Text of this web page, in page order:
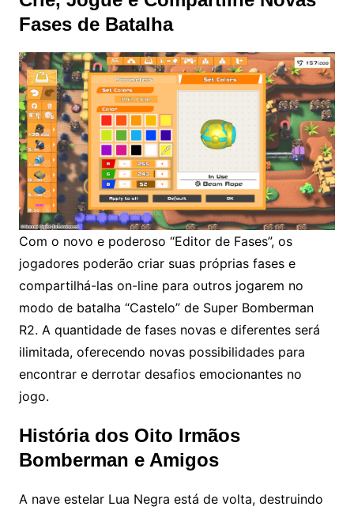
Fases de Batalha
Com o novo e poderoso “Editor de Fases”, os
jogadores poderão criar suas próprias fases e
compartilhá-las on-line para outros jogarem no
modo de batalha “Castelo” de Super Bomberman
R2. A quantidade de fases novas e diferentes será
ilimitada, oferecendo novas possibilidades para
encontrar e derrotar desafios emocionantes no
jogo.
História dos Oito Irmãos
Bomberman e Amigos
A nave estelar Lua Negra está de volta, destruindo